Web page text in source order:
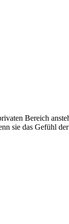
Bereich
sie das Gefühl